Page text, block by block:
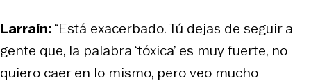
Larraín:“Está exacerbado. Tú dejas de seguir a
gente que, la palabra ‘tóxica’ es muy fuerte, no
quiero caer en lo mismo, pero veo mucho